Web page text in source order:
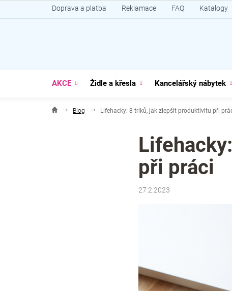
na
Doprava a platba Reklamace FAQ Katalogy
AKCE Židle a křesla Kancelářský nábytek
Blog Lifehacky: 8 triků, jak zlepšit produktivitu při
při práci
27.2.2023